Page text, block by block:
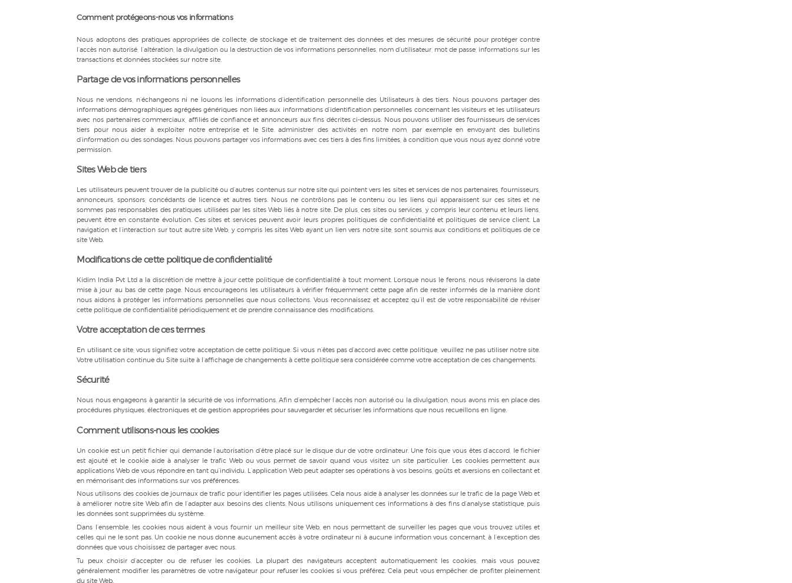
Comment protégeons-nous vos informations
Nous adoptons des pratiques appropriées de collecte, de stockage et de traitement des données et des mesures de sécurité pour protéger contre
l’accès non autorisé, l’altération, la divulgation ou la destruction de vos informations personnelles, nom d’utilisateur, mot de passe, informations sur les
transactions et données stockées sur notre site.
Partage de vos informations personnelles
Nous ne vendons, n’échangeons ni ne louons les informations d’identification personnelle des Utilisateurs à des tiers. Nous pouvons partager des
informations démographiques agrégées génériques non liées aux informations d’identification personnelles concernant les visiteurs et les utilisateurs
avec nos partenaires commerciaux, affiliés de confiance et annonceurs aux fins décrites ci-dessus. Nous pouvons utiliser des fournisseurs de services
tiers pour nous aider à exploiter notre entreprise et le Site. administrer des activités en notre nom, par exemple en envoyant des bulletins
d’information ou des sondages. Nous pouvons partager vos informations avec ces tiers à des fins limitées, à condition que vous nous ayez donné votre
permission.
Sites Web de tiers
Les utilisateurs peuvent trouver de la publicité ou d’autres contenus sur notre site qui pointent vers les sites et services de nos partenaires, fournisseurs,
annonceurs, sponsors, concédants de licence et autres tiers. Nous ne contrôlons pas le contenu ou les liens qui apparaissent sur ces sites et ne
sommes pas responsables des pratiques utilisées par les sites Web liés à notre site. De plus, ces sites ou services, y compris leur contenu et leurs liens,
peuvent être en constante évolution. Ces sites et services peuvent avoir leurs propres politiques de confidentialité et politiques de service client. La
navigation et l’interaction sur tout autre site Web, y compris les sites Web ayant un lien vers notre site, sont soumis aux conditions et politiques de ce
site Web.
Modifications de cette politique de confidentialité
Kidim India Pvt Ltd a la discrétion de mettre à jour cette politique de confidentialité à tout moment. Lorsque nous le ferons, nous réviserons la date
mise à jour au bas de cette page. Nous encourageons les utilisateurs à vérifier fréquemment cette page afin de rester informés de la manière dont
nous aidons à protéger les informations personnelles que nous collectons. Vous reconnaissez et acceptez qu’il est de votre responsabilité de réviser
cette politique de confidentialité périodiquement et de prendre connaissance des modifications.
Votre acceptation de ces termes
En utilisant ce site, vous signifiez votre acceptation de cette politique. Si vous n’êtes pas d’accord avec cette politique, veuillez ne pas utiliser notre site.
Votre utilisation continue du Site suite à l’affichage de changements à cette politique sera considérée comme votre acceptation de ces changements.
Sécurité
Nous nous engageons à garantir la sécurité de vos informations. Afin d’empêcher l’accès non autorisé ou la divulgation, nous avons mis en place des
procédures physiques, électroniques et de gestion appropriées pour sauvegarder et sécuriser les informations que nous recueillons en ligne.
Comment utilisons-nous les cookies
Un cookie est un petit fichier qui demande l’autorisation d’être placé sur le disque dur de votre ordinateur. Une fois que vous êtes d’accord, le fichier
est ajouté et le cookie aide à analyser le trafic Web ou vous permet de savoir quand vous visitez un site particulier. Les cookies permettent aux
applications Web de vous répondre en tant qu’individu. L’application Web peut adapter ses opérations à vos besoins, goûts et aversions en collectant et
en mémorisant des informations sur vos préférences.
Nous utilisons des cookies de journaux de trafic pour identifier les pages utilisées. Cela nous aide à analyser les données sur le trafic de la page Web et
à améliorer notre site Web afin de l’adapter aux besoins des clients. Nous utilisons uniquement ces informations à des fins d’analyse statistique, puis
les données sont supprimées du système.
Dans l’ensemble, les cookies nous aident à vous fournir un meilleur site Web, en nous permettant de surveiller les pages que vous trouvez utiles et
celles qui ne le sont pas. Un cookie ne nous donne aucunement accès à votre ordinateur ni à aucune information vous concernant, à l’exception des
données que vous choisissez de partager avec nous.
Tu peux choisir d’accepter ou de refuser les cookies. La plupart des navigateurs acceptent automatiquement les cookies, mais vous pouvez
généralement modifier les paramètres de votre navigateur pour refuser les cookies si vous préférez. Cela peut vous empêcher de profiter pleinement
du site Web.